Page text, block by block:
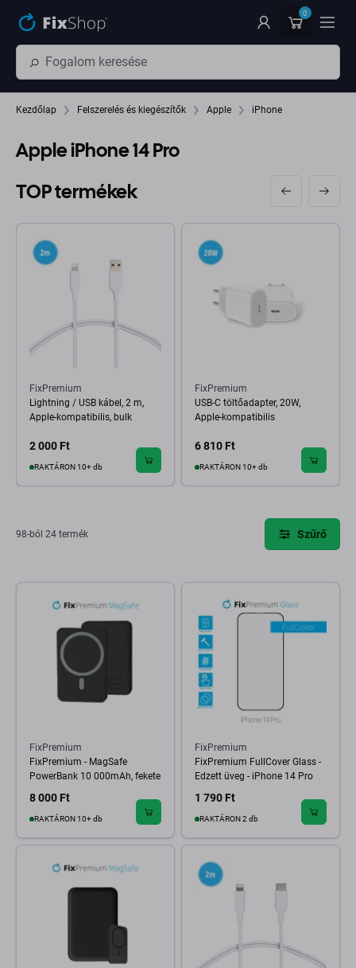
0
Kezdőlap Felszerelés és kiegészítők Apple iPhone
Apple iPhone 14 Pro
TOP termékek
FixPremium
Lightning / USB kábel, 2 m,
Apple-kompatibilis, bulk
2 000 Ft
RAKTÁRON 10+ db
FixPremium
USB-C töltőadapter, 20W,
Apple-kompatibilis
6 810 Ft
RAKTÁRON 10+ db
98-ból 24 termék Szűrő
FixPremium
FixPremium - MagSafe
PowerBank 10 000mAh, fekete
8 000 Ft
RAKTÁRON 10+ db
FixPremium
FixPremium FullCover Glass -
Edzett üveg - iPhone 14 Pro
1 790 Ft
RAKTÁRON 2 db